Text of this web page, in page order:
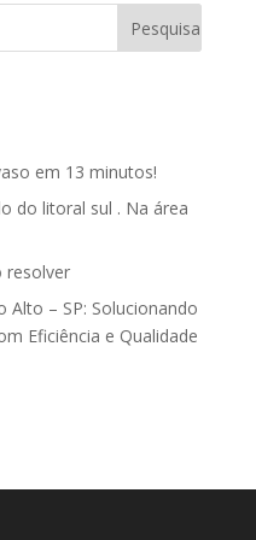
em 13 minutos!
do litoral sul . Na área
resolver
Alto – SP: Solucionando
Eficiência e Qualidade